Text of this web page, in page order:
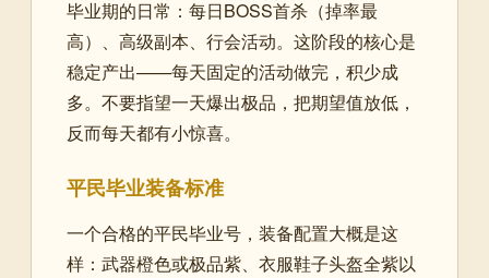
毕业期的日常：每日BOSS首杀（掉率最
高）、高级副本、行会活动。这阶段的核心是
稳定产出——每天固定的活动做完，积少成
多。不要指望一天爆出极品，把期望值放低，
反而每天都有小惊喜。
平民毕业装备标准
一个合格的平民毕业号，装备配置大概是这
样：武器橙色或极品紫、衣服鞋子头盔全紫以